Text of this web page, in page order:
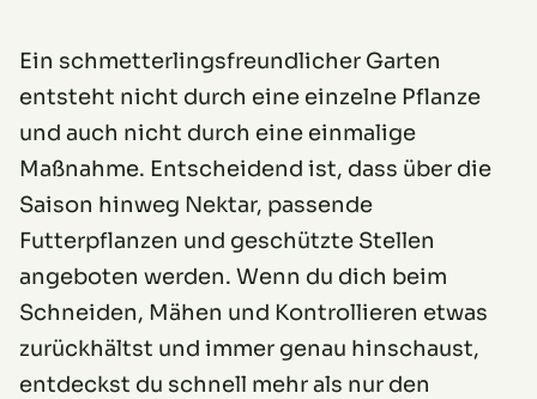
Ein schmetterlingsfreundlicher Garten
entsteht nicht durch eine einzelne Pflanze
und auch nicht durch eine einmalige
Maßnahme. Entscheidend ist, dass über die
Saison hinweg Nektar, passende
Futterpflanzen und geschützte Stellen
angeboten werden. Wenn du dich beim
Schneiden, Mähen und Kontrollieren etwas
zurückhältst und immer genau hinschaust,
entdeckst du schnell mehr als nur den